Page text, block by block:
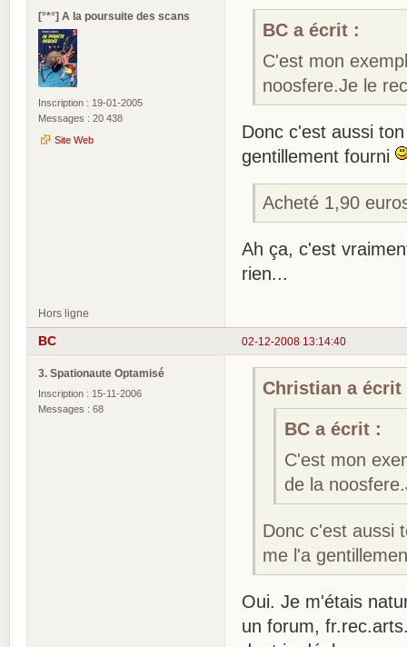
[°*°] A la poursuite des scans
Inscription : 19-01-2005
Messages : 20 438
Site Web
BC a écrit :
C'est mon
noosfere.Je le
Donc c'est aussi
gentillement fourni
Acheté 1,90
Ah ça, c'est
rien...
Hors ligne
02-12-2008 13:14:40
BC
3. Spationaute Optamisé
Inscription : 15-11-2006
Messages : 68
Christian a écrit
BC a écrit :
C'est mon
de la
Donc c'est aussi
me l'a
Oui. Je m'étais
un forum,